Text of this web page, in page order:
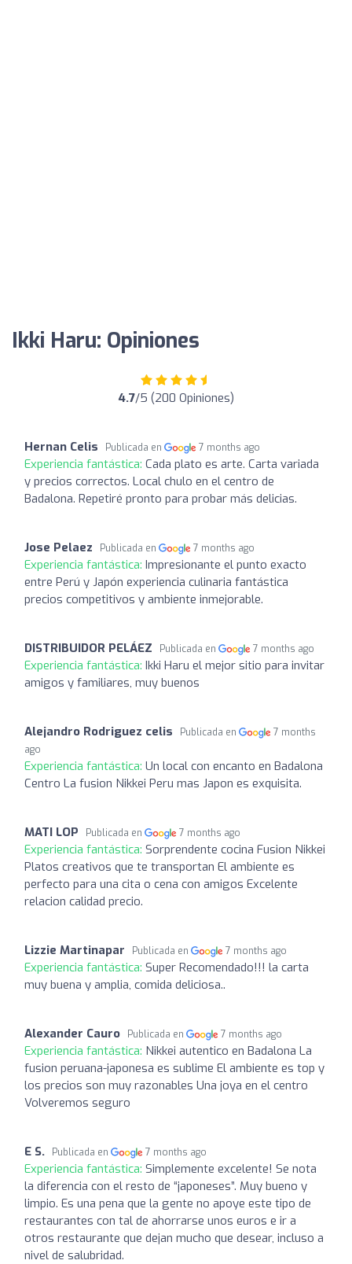
Ikki Haru: Opiniones
4.7/5 (200 Opiniones)
Hernan Celis Publicada en 7 months ago
Experiencia fantástica: Cada plato es arte. Carta variada
y precios correctos. Local chulo en el centro de
Badalona. Repetiré pronto para probar más delicias.
Jose Pelaez Publicada en 7 months ago
Experiencia fantástica: Impresionante el punto exacto
entre Perú y Japón experiencia culinaria fantástica
precios competitivos y ambiente inmejorable.
DISTRIBUIDOR PELÁEZ Publicada en 7 months ago
Experiencia fantástica: Ikki Haru el mejor sitio para invitar
amigos y familiares, muy buenos
Alejandro Rodriguez celis Publicada en
7 months
ago
Experiencia fantástica: Un local con encanto en Badalona
Centro La fusion Nikkei Peru mas Japon es exquisita.
MATI LOP Publicada en 7 months ago
Experiencia fantástica: Sorprendente cocina Fusion Nikkei
Platos creativos que te transportan El ambiente es
perfecto para una cita o cena con amigos Excelente
relacion calidad precio.
Lizzie Martinapar Publicada en 7 months ago
Experiencia fantástica: Super Recomendado!!! la carta
muy buena y amplia, comida deliciosa..
Alexander Cauro Publicada en 7 months ago
Experiencia fantástica: Nikkei autentico en Badalona La
fusion peruana-japonesa es sublime El ambiente es top y
los precios son muy razonables Una joya en el centro
Volveremos seguro
E S. Publicada en 7 months ago
Experiencia fantástica: Simplemente excelente! Se nota
la diferencia con el resto de “japoneses”. Muy bueno y
limpio. Es una pena que la gente no apoye este tipo de
restaurantes con tal de ahorrarse unos euros e ir a
otros restaurante que dejan mucho que desear, incluso a
nivel de salubridad.